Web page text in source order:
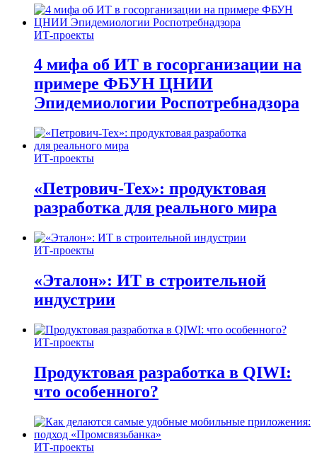
ИТ-проекты
4 мифа об ИТ в госорганизации на
примере ФБУН ЦНИИ
Эпидемиологии Роспотребнадзора
ИТ-проекты
«Петрович-Тех»: продуктовая
разработка для реального мира
ИТ-проекты
«Эталон»: ИТ в строительной
индустрии
ИТ-проекты
Продуктовая разработка в QIWI:
что особенного?
ИТ-проекты